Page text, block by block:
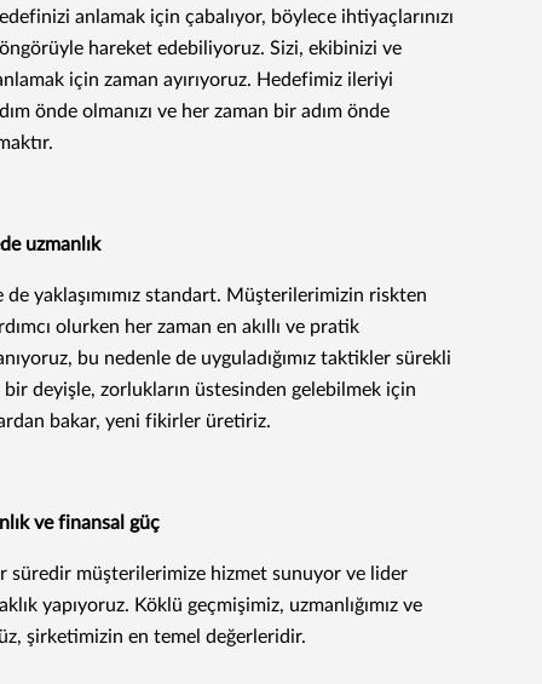
anlamak için çabalıyor, böylece ihtiyaçlarınızı
hareket edebiliyoruz. Sizi, ekibinizi ve
için zaman ayırıyoruz. Hedefimiz ileriyi
önde olmanızı ve her zaman bir adım önde
uzmanlık
de yaklaşımımız standart. Müşterilerimizin riskten
olurken her zaman en akıllı ve pratik
bu nedenle de uyguladığımız taktikler sürekli
deyişle, zorlukların üstesinden gelebilmek için
bakar, yeni fikirler üretiriz.
ve finansal güç
süredir müşterilerimize hizmet sunuyor ve lider
yapıyoruz. Köklü geçmişimiz, uzmanlığımız ve
şirketimizin en temel değerleridir.